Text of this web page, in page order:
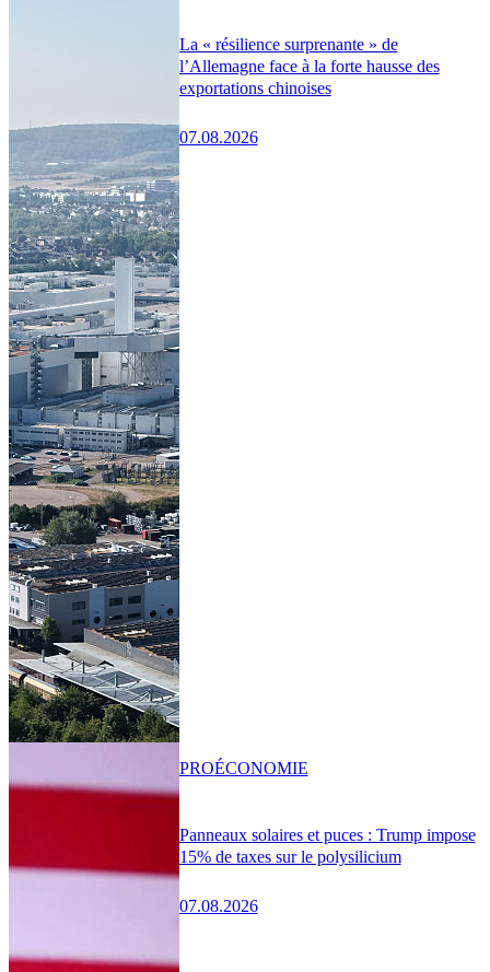
La « résilience surprenante » de
l’Allemagne face à la forte hausse des
exportations chinoises
07.08.2026
Panneaux solaires et puces : Trump impose
15% de taxes sur le polysilicium
07.08.2026
PROÉCONOMIE